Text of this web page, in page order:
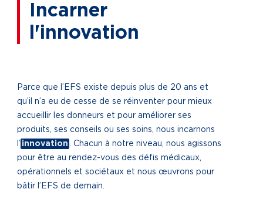
Incarner
l'innovation
Parce que l’EFS existe depuis plus de 20 ans et
qu’il n’a eu de cesse de se réinventer pour mieux
accueillir les donneurs et pour améliorer ses
produits, ses conseils ou ses soins, nous incarnons
l’ innovation
. Chacun à notre niveau, nous agissons
pour être au rendez-vous des défis médicaux,
opérationnels et sociétaux et nous œuvrons pour
bâtir l’EFS de demain.